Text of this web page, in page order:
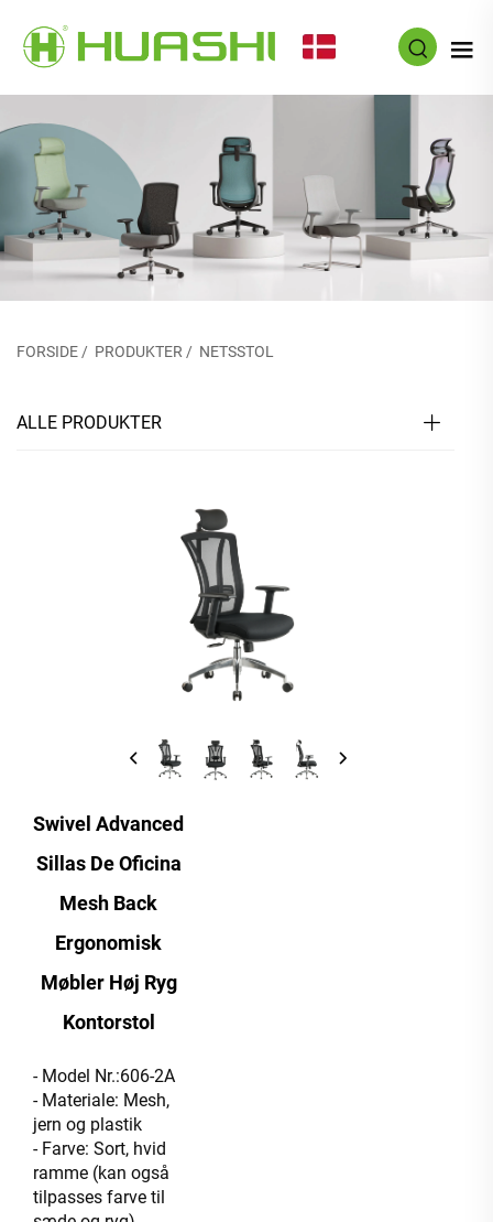
FORSIDE / PRODUKTER / NETSSTOL
ALLE PRODUKTER
Swivel Advanced
Sillas De Oficina
Mesh Back
Ergonomisk
Møbler Høj Ryg
Kontorstol
- Model Nr.:606-2A
- Materiale: Mesh,
jern og plastik
- Farve: Sort, hvid
ramme (kan også
tilpasses farve til